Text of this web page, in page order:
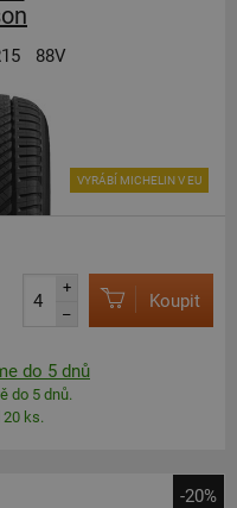
88V
VYRÁBÍ MICHELIN V EU
+
–
Koupit
do 5 dnů
do 5 dnů.
20 ks.
-20%